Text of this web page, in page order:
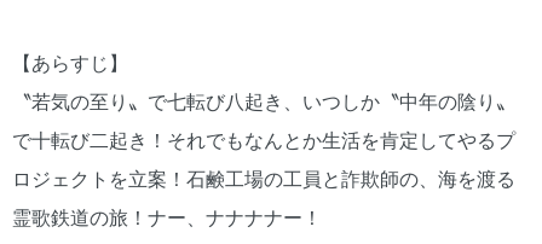
【あらすじ】
〝若気の至り〟で七転び八起き、いつしか〝中年の陰り〟
で十転び二起き！それでもなんとか生活を肯定してやるプ
ロジェクトを立案！石鹸工場の工員と詐欺師の、海を渡る
霊歌鉄道の旅！ナー、ナナナナー！